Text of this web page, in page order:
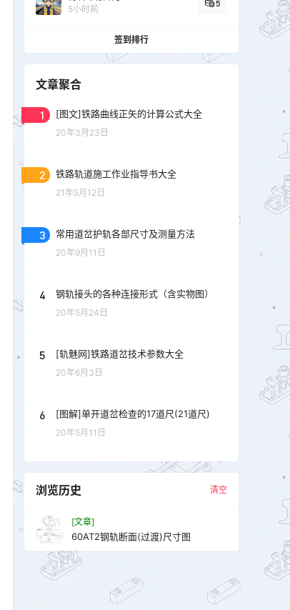
5小时前
5
签到排行
文章聚合
1 [图文]铁路曲线正矢的计算公式大全
20年3月23日
2 铁路轨道施工作业指导书大全
21年5月12日
3 常用道岔护轨各部尺寸及测量方法
20年9月11日
4 钢轨接头的各种连接形式（含实物图）
20年5月24日
5 [轨魅网]铁路道岔技术参数大全
20年6月3日
6 [图解]单开道岔检查的17道尺(21道尺)
20年5月11日
浏览历史 清空
[文章]
60AT2钢轨断面(过渡)尺寸图